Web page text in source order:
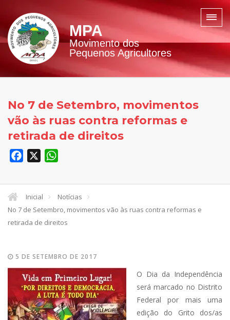
MPA
Movimento dos
Pequenos Agricultores
No 7 de Setembro, movimentos
vão às ruas contra reformas e
retirada de direitos
Facebook
Inicial
Notícias
No 7 de Setembro, movimentos vão às ruas contra reformas e
retirada de direitos
5 DE SETEMBRO DE 2017
O Dia da Independência
será marcado no Distrito
Federal por mais uma
edição do Grito dos/as